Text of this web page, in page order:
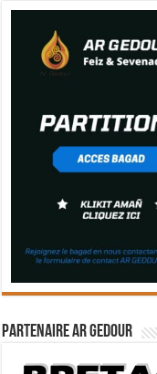
Partenaire Ar Gedour